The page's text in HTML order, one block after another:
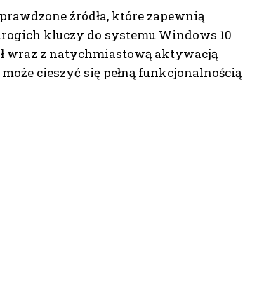
źródła, które zapewnią
kluczy do systemu Windows 10
wraz z natychmiastową aktywacją
cieszyć się pełną funkcjonalnością